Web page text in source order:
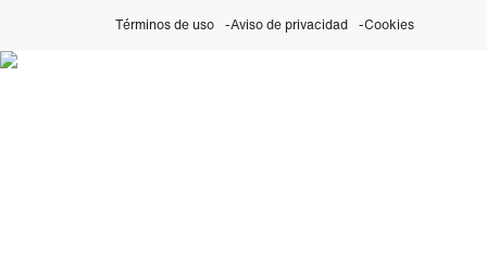
Términos de uso Aviso de privacidad Cookies